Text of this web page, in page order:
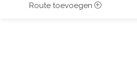
Route toevoegen